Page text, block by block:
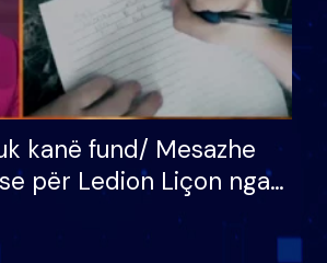
kanë fund/ Mesazhe
për Ledion Liçon nga
e tij, moderatori
dot lotët: Nuk meritoj…